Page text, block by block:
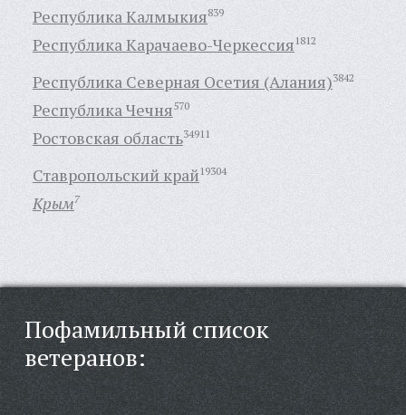
Республика Калмыкия839
Республика Карачаево-Черкессия1812
Республика Северная Осетия (Алания)3842
Республика Чечня570
Ростовская область34911
Ставропольский край19304
Крым7
Пофамильный список
ветеранов: